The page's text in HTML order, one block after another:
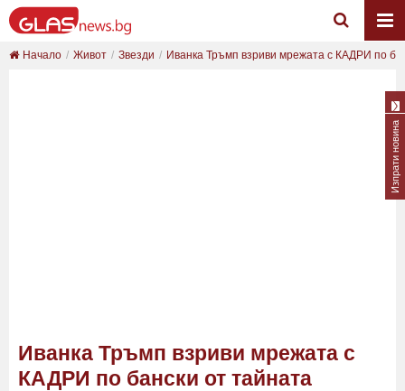
Начало Живот Звезди Иванка Тръмп взриви мрежата с КАДРИ по
Иванка Тръмп взриви мрежата с
КАДРИ по бански от тайната
Изпрати новина